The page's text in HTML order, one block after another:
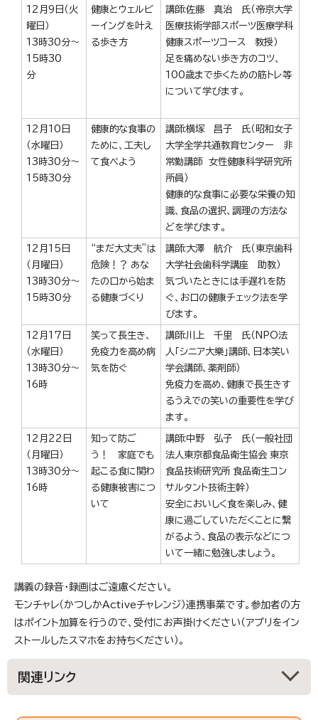
12月9日（火
曜日）
13時30分～
15時30
分
健康とウェルビ
ーイングを叶え
る歩き方
講師:佐藤 真治 氏（帝京大学
医療技術学部スポーツ医療学科
健康スポーツコース 教授）
足を痛めない歩き方のコツ、
100歳まで歩くための筋トレ等
について学びます。
12月10日
（水曜日）
13時30分～
15時30分
健康的な食事の
ために、工夫し
て食べよう
講師:横塚 昌子 氏（昭和女子
大学全学共通教育センター 非
常勤講師 女性健康科学研究所
所員）
健康的な食事に必要な栄養の知
識、食品の選択、調理の方法な
どを学びます。
12月15日
（月曜日）
13時30分～
15時30分
“まだ大丈夫”は
危険！？ あな
たの口から始ま
る健康づくり
講師:大澤 航介 氏（東京歯科
大学社会歯科学講座 助教）
気づいたときには手遅れを防
ぐ、お口の健康チェック法を学
びます。
12月17日
（水曜日）
13時30分～
16時
笑って長生き、
免疫力を高め病
気を防ぐ
講師:川上 千里 氏（NPO法
人「シニア大樂」講師、日本笑い
学会講師、薬剤師）
免疫力を高め、健康で長生きす
るうえでの笑いの重要性を学び
ます。
12月22日
（月曜日）
13時30分～
16時
知って防ご
う！ 家庭でも
起こる食に関わ
る健康被害につ
いて
講師:中野 弘子 氏（一般社団
法人東京都食品衛生協会 東京
食品技術研究所 食品衛生コン
サルタント技術主幹）
安全においしく食を楽しみ、健
康に過ごしていただくことに繋
がるよう、食品の表示などにつ
いて一緒に勉強しましょう。
講義の録音・録画はご遠慮ください。
モンチャレ（かつしかActiveチャレンジ）連携事業です。参加者の方
はポイント加算を行うので、受付にお声掛けください（アプリをイン
ストールしたスマホをお持ちください）。
関連リンク